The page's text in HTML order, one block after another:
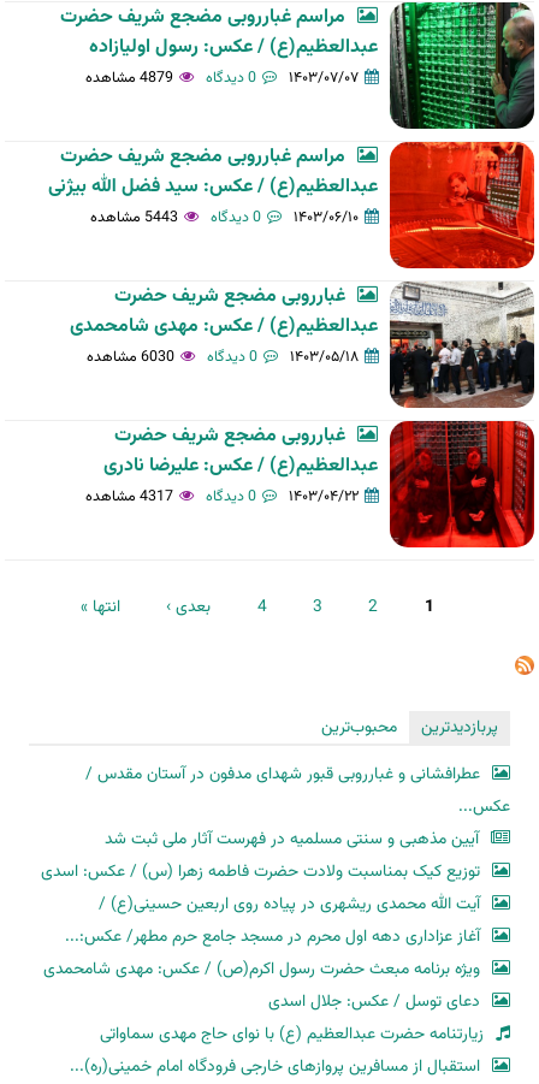
مراسم غبارروبی مضجع شریف حضرت
عبدالعظیم(ع) / عکس: رسول اولیازاده
۱۴۰۳/۰۷/۰۷ 0 دیدگاه 4879 مشاهده
مراسم غبارروبی مضجع شریف حضرت
عبدالعظیم(ع) / عکس: سید فضل الله بیژنی
۱۴۰۳/۰۶/۱۰ 0 دیدگاه 5443 مشاهده
غبارروبی مضجع شریف حضرت
عبدالعظیم(ع) / عکس: مهدی شامحمدی
۱۴۰۳/۰۵/۱۸ 0 دیدگاه 6030 مشاهده
غبارروبی مضجع شریف حضرت
عبدالعظیم(ع) / عکس: علیرضا نادری
۱۴۰۳/۰۴/۲۲ 0 دیدگاه 4317 مشاهده
1
2
3
4 بعدی › انتها »
پربازدیدترین
محبوب‌ترین
عطرافشانی و غبارروبی قبور شهدای مدفون در آستان مقدس /
عکس...
آیین مذهبی و سنتی مسلمیه در فهرست آثار ملی ثبت شد
توزیع کیک بمناسبت ولادت حضرت فاطمه زهرا (س) / عکس: اسدی
آیت الله محمدی ریشهری در پیاده روی اربعین حسینی(ع) /
آغاز عزاداری دهه اول محرم در مسجد جامع حرم مطهر/ عکس:...
ویژه برنامه مبعث حضرت رسول اکرم(ص) / عکس: مهدی شامحمدی
دعای توسل / عکس: جلال اسدی
زیارتنامه حضرت عبدالعظیم (ع) با نوای حاج مهدی سماواتی
استقبال از مسافرین پروازهای خارجی فرودگاه امام خمینی(ره)...